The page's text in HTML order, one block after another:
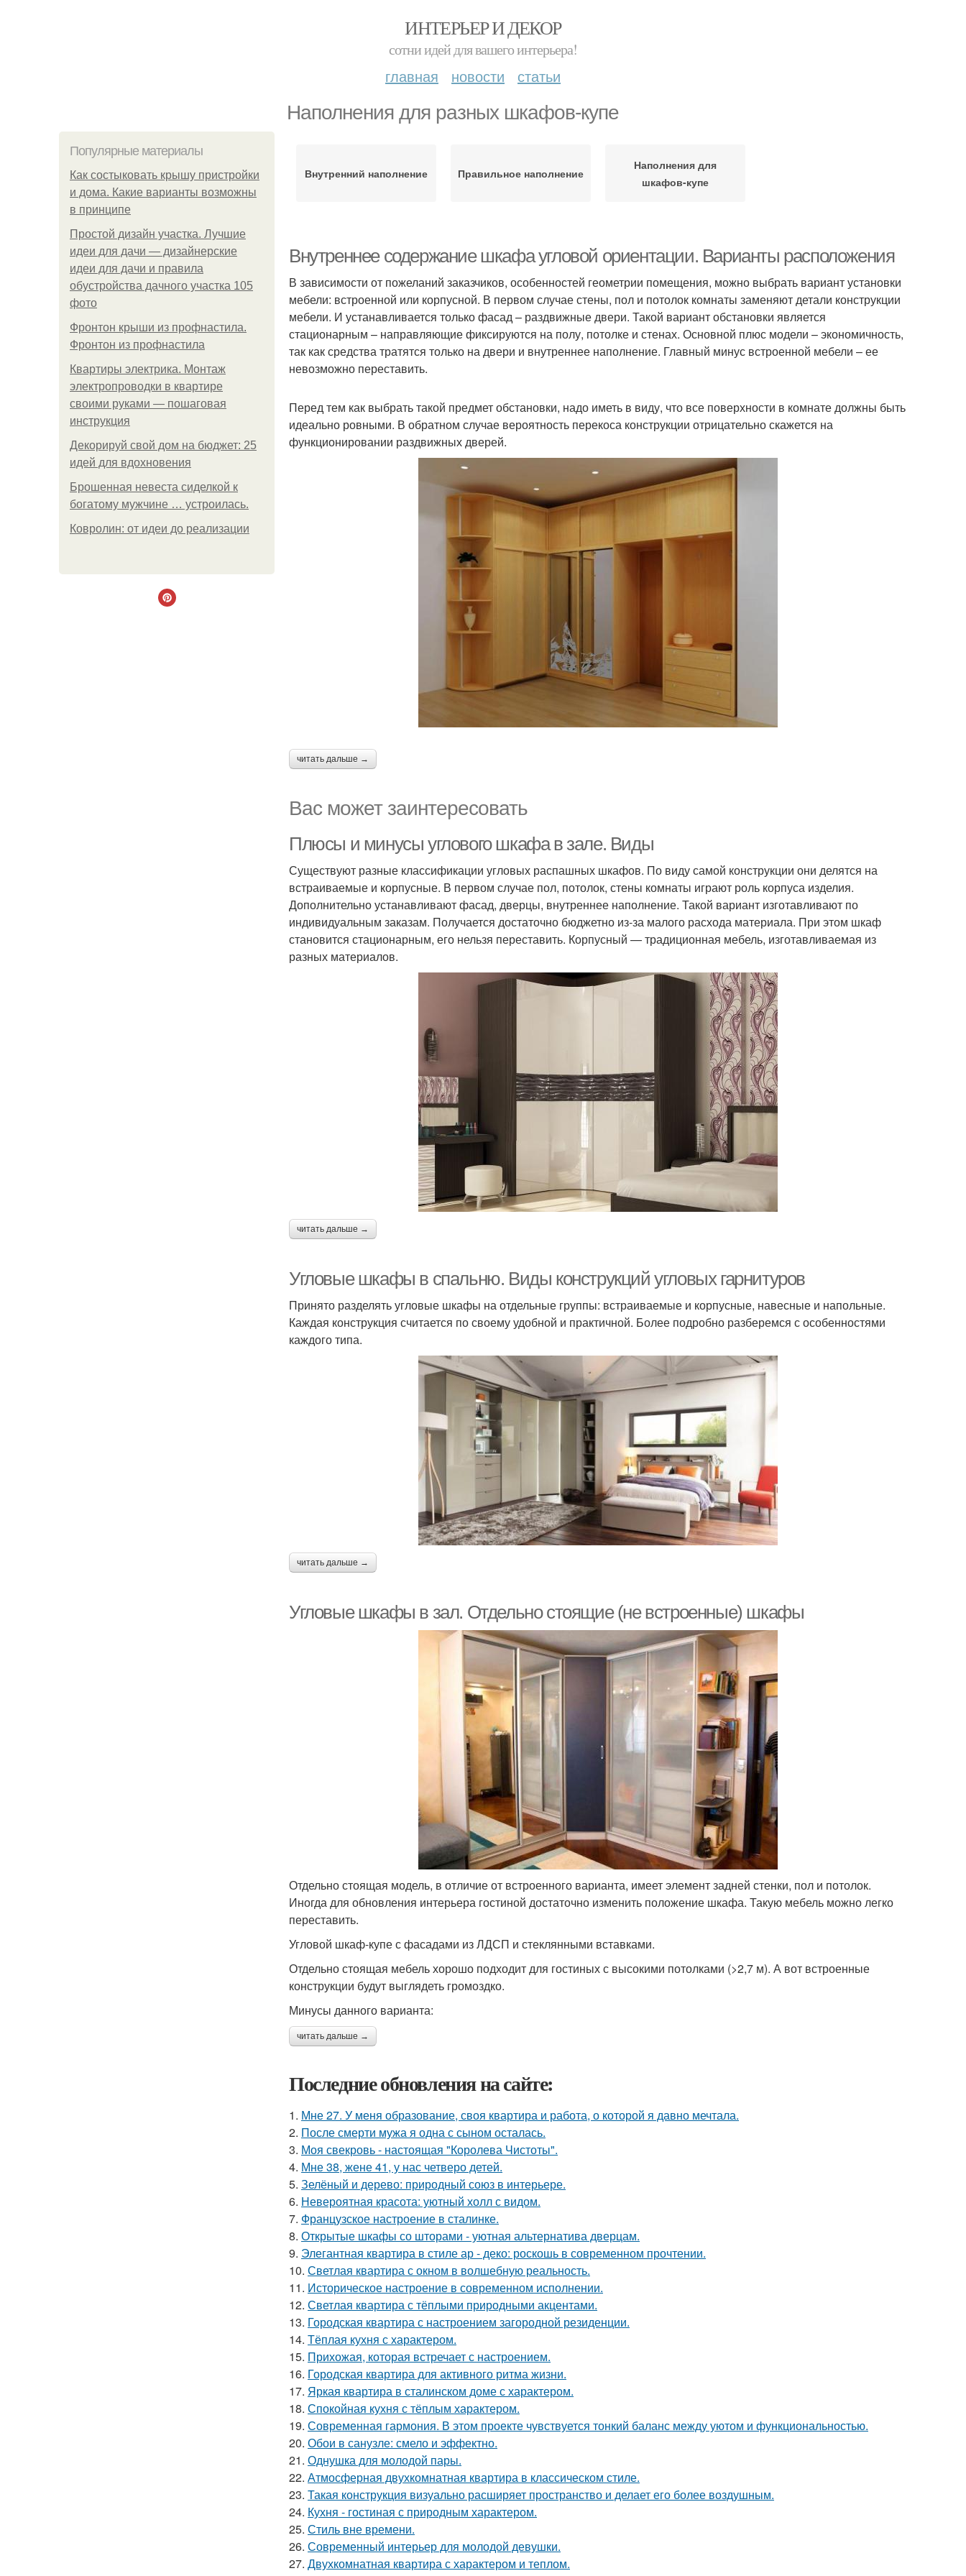
ИНТЕРЬЕР И ДЕКОР
сотни идей для вашего интерьера!
главная новости статьи
Наполнения для разных шкафов-купе
Популярные материалы
Как состыковать крышу пристройки
и дома. Какие варианты возможны
в принципе
Простой дизайн участка. Лучшие
идеи для дачи — дизайнерские
идеи для дачи и правила
обустройства дачного участка 105
фото
Фронтон крыши из профнастила.
Фронтон из профнастила
Квартиры электрика. Монтаж
электропроводки в квартире
своими руками — пошаговая
инструкция
Декорируй свой дом на бюджет: 25
идей для вдохновения
Брошенная невеста сиделкой к
богатому мужчине … устроилась.
Ковролин: от идеи до реализации
Внутренний наполнение Правильное наполнение
Наполнения для
шкафов-купе
Внутреннее содержание шкафа угловой ориентации. Варианты расположения
В зависимости от пожеланий заказчиков, особенностей геометрии помещения, можно выбрать вариант установки
мебели: встроенной или корпусной. В первом случае стены, пол и потолок комнаты заменяют детали конструкции
мебели. И устанавливается только фасад – раздвижные двери. Такой вариант обстановки является
стационарным – направляющие фиксируются на полу, потолке и стенах. Основной плюс модели – экономичность,
так как средства тратятся только на двери и внутреннее наполнение. Главный минус встроенной мебели – ее
невозможно переставить.
Перед тем как выбрать такой предмет обстановки, надо иметь в виду, что все поверхности в комнате должны быть
идеально ровными. В обратном случае вероятность перекоса конструкции отрицательно скажется на
функционировании раздвижных дверей.
читать дальше →
Вас может заинтересовать
Плюсы и минусы углового шкафа в зале. Виды
Существуют разные классификации угловых распашных шкафов. По виду самой конструкции они делятся на
встраиваемые и корпусные. В первом случае пол, потолок, стены комнаты играют роль корпуса изделия.
Дополнительно устанавливают фасад, дверцы, внутреннее наполнение. Такой вариант изготавливают по
индивидуальным заказам. Получается достаточно бюджетно из-за малого расхода материала. При этом шкаф
становится стационарным, его нельзя переставить. Корпусный — традиционная мебель, изготавливаемая из
разных материалов.
читать дальше →
Угловые шкафы в спальню. Виды конструкций угловых гарнитуров
Принято разделять угловые шкафы на отдельные группы: встраиваемые и корпусные, навесные и напольные.
Каждая конструкция считается по своему удобной и практичной. Более подробно разберемся с особенностями
каждого типа.
читать дальше →
Угловые шкафы в зал. Отдельно стоящие (не встроенные) шкафы
Отдельно стоящая модель, в отличие от встроенного варианта, имеет элемент задней стенки, пол и потолок.
Иногда для обновления интерьера гостиной достаточно изменить положение шкафа. Такую мебель можно легко
переставить.
Угловой шкаф-купе с фасадами из ЛДСП и стеклянными вставками.
Отдельно стоящая мебель хорошо подходит для гостиных с высокими потолками (>2,7 м). А вот встроенные
конструкции будут выглядеть громоздко.
Минусы данного варианта:
читать дальше →
Последние обновления на сайте:
1. Мне 27. У меня образование, своя квартира и работа, о которой я давно мечтала.
2. После смерти мужа я одна с сыном осталась.
3. Моя свекровь - настоящая "Королева Чистоты".
4. Мне 38, жене 41, у нас четверо детей.
5. Зелёный и дерево: природный союз в интерьере.
6. Невероятная красота: уютный холл с видом.
7. Французское настроение в сталинке.
8. Открытые шкафы со шторами - уютная альтернатива дверцам.
9. Элегантная квартира в стиле ар - деко: роскошь в современном прочтении.
10. Светлая квартира с окном в волшебную реальность.
11. Историческое настроение в современном исполнении.
12. Светлая квартира с тёплыми природными акцентами.
13. Городская квартира с настроением загородной резиденции.
14. Тёплая кухня с характером.
15. Прихожая, которая встречает с настроением.
16. Городская квартира для активного ритма жизни.
17. Яркая квартира в сталинском доме с характером.
18. Спокойная кухня с тёплым характером.
19. Современная гармония. В этом проекте чувствуется тонкий баланс между уютом и функциональностью.
20. Обои в санузле: смело и эффектно.
21. Однушка для молодой пары.
22. Атмосферная двухкомнатная квартира в классическом стиле.
23. Такая конструкция визуально расширяет пространство и делает его более воздушным.
24. Кухня - гостиная с природным характером.
25. Стиль вне времени.
26. Современный интерьер для молодой девушки.
27. Двухкомнатная квартира с характером и теплом.